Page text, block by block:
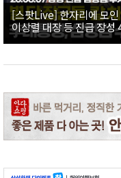
[스팟Live] 한자리에 모
이상렬 대장 등 진급 장성
직접 수여｜26.08.07 장